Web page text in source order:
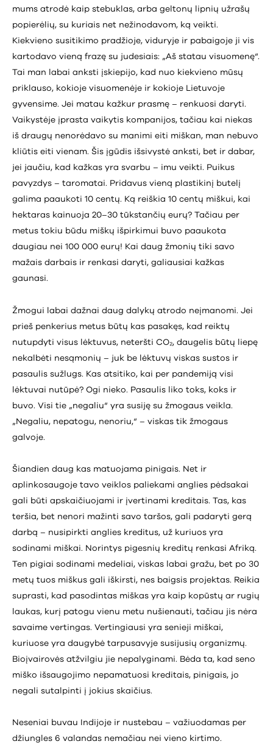
mums atrodė kaip stebuklas, arba geltonų lipnių užrašų
popierėlių, su kuriais net nežinodavom, ką veikti.
Kiekvieno susitikimo pradžioje, viduryje ir pabaigoje ji vis
kartodavo vieną frazę su judesiais: „Aš statau visuomenę“.
Tai man labai anksti įskiepijo, kad nuo kiekvieno mūsų
priklauso, kokioje visuomenėje ir kokioje Lietuvoje
gyvensime. Jei matau kažkur prasmę – renkuosi daryti.
Vaikystėje įprasta vaikytis kompanijos, tačiau kai niekas
iš draugų nenorėdavo su manimi eiti miškan, man nebuvo
kliūtis eiti vienam. Šis įgūdis išsivystė anksti, bet ir dabar,
jei jaučiu, kad kažkas yra svarbu – imu veikti. Puikus
pavyzdys – taromatai. Pridavus vieną plastikinį butelį
galima paaukoti 10 centų. Ką reiškia 10 centų miškui, kai
hektaras kainuoja 20–30 tūkstančių eurų? Tačiau per
metus tokiu būdu miškų išpirkimui buvo paaukota
daugiau nei 100 000 eurų! Kai daug žmonių tiki savo
mažais darbais ir renkasi daryti, galiausiai kažkas
gaunasi.
Žmogui labai dažnai daug dalykų atrodo neįmanomi. Jei
prieš penkerius metus būtų kas pasakęs, kad reiktų
nutupdyti visus lėktuvus, neteršti CO₂, daugelis būtų liepę
nekalbėti nesąmonių – juk be lėktuvų viskas sustos ir
pasaulis sužlugs. Kas atsitiko, kai per pandemiją visi
lėktuvai nutūpė? Ogi nieko. Pasaulis liko toks, koks ir
buvo. Visi tie „negaliu“ yra susiję su žmogaus veikla.
„Negaliu, nepatogu, nenoriu,“ – viskas tik žmogaus
galvoje.
Šiandien daug kas matuojama pinigais. Net ir
aplinkosaugoje tavo veiklos paliekami anglies pėdsakai
gali būti apskaičiuojami ir įvertinami kreditais. Tas, kas
teršia, bet nenori mažinti savo taršos, gali padaryti gerą
darbą – nusipirkti anglies kreditus, už kuriuos yra
sodinami miškai. Norintys pigesnių kreditų renkasi Afriką.
Ten pigiai sodinami medeliai, viskas labai gražu, bet po 30
metų tuos miškus gali iškirsti, nes baigsis projektas. Reikia
suprasti, kad pasodintas miškas yra kaip kopūstų ar rugių
laukas, kurį patogu vienu metu nušienauti, tačiau jis nėra
savaime vertingas. Vertingiausi yra senieji miškai,
kuriuose yra daugybė tarpusavyje susijusių organizmų.
Bioįvairovės atžvilgiu jie nepalyginami. Bėda ta, kad seno
miško išsaugojimo nepamatuosi kreditais, pinigais, jo
negali sutalpinti į jokius skaičius.
Neseniai buvau Indijoje ir nustebau – važiuodamas per
džiungles 6 valandas nemačiau nei vieno kirtimo.